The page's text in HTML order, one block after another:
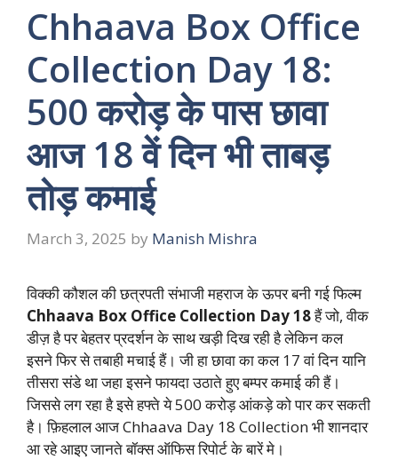
Chhaava Box Office
Collection Day 18:
500 करोड़ के पास छावा
आज 18 वें दिन भी ताबड़
तोड़ कमाई
March 3, 2025 by Manish Mishra
विक्की कौशल की छत्रपती संभाजी महराज के ऊपर बनी गई फिल्म
Chhaava Box Office Collection Day 18हैं जो, वीक
डीज़ है पर बेहतर प्रदर्शन के साथ खड़ी दिख रही है लेकिन कल
इसने फिर से तबाही मचाई हैं। जी हा छावा का कल 17 वां दिन यानि
तीसरा संडे था जहा इसने फायदा उठाते हुए बम्पर कमाई की हैं।
जिससे लग रहा है इसे हफ्ते ये 500 करोड़ आंकड़े को पार कर सकती
है। फ़िहलाल आज Chhaava Day 18 Collection भी शानदार
आ रहे आइए जानते बॉक्स ऑफिस रिपोर्ट के बारें मे।